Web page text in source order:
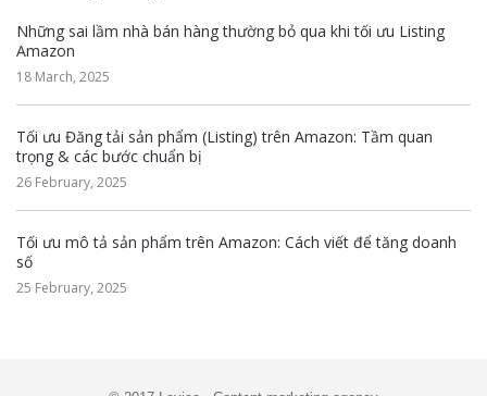
Những sai lầm nhà bán hàng thường bỏ qua khi tối ưu Listing
Amazon
18 March, 2025
Tối ưu Đăng tải sản phẩm (Listing) trên Amazon: Tầm quan
trọng & các bước chuẩn bị
26 February, 2025
Tối ưu mô tả sản phẩm trên Amazon: Cách viết để tăng doanh
số
25 February, 2025